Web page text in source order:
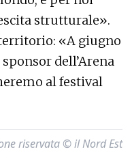
strutturale».
«A giugno
dell’Arena
al festival
riservata © il Nord Est